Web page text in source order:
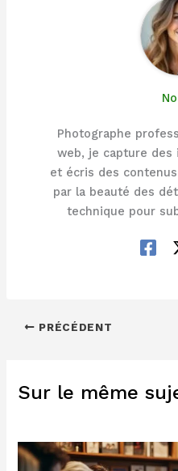
Photographe
web, je capture des
et écris des
par la beauté des
technique pour
PRÉCÉDENT
Sur le même